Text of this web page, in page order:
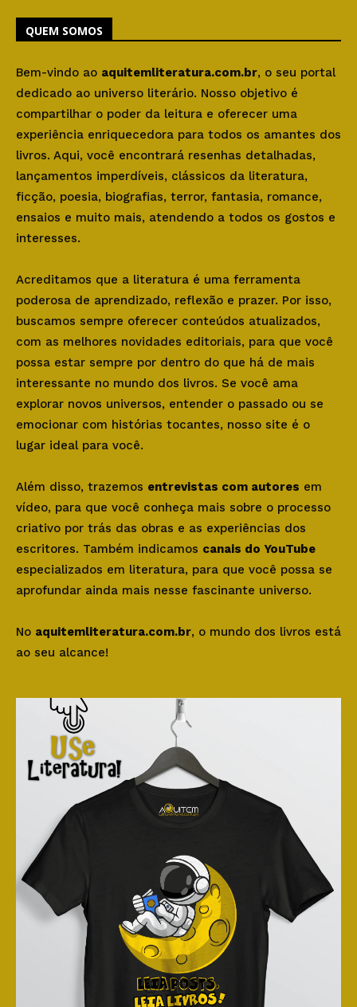
QUEM SOMOS
Bem-vindo ao aquitemliteratura.com.br, o seu portal
dedicado ao universo literário. Nosso objetivo é
compartilhar o poder da leitura e oferecer uma
experiência enriquecedora para todos os amantes dos
livros. Aqui, você encontrará resenhas detalhadas,
lançamentos imperdíveis, clássicos da literatura,
ficção, poesia, biografias, terror, fantasia, romance,
ensaios e muito mais, atendendo a todos os gostos e
interesses.
Acreditamos que a literatura é uma ferramenta
poderosa de aprendizado, reflexão e prazer. Por isso,
buscamos sempre oferecer conteúdos atualizados,
com as melhores novidades editoriais, para que você
possa estar sempre por dentro do que há de mais
interessante no mundo dos livros. Se você ama
explorar novos universos, entender o passado ou se
emocionar com histórias tocantes, nosso site é o
lugar ideal para você.
Além disso, trazemos entrevistas com autores em
vídeo, para que você conheça mais sobre o processo
criativo por trás das obras e as experiências dos
escritores. Também indicamos canais do YouTube
especializados em literatura, para que você possa se
aprofundar ainda mais nesse fascinante universo.
No aquitemliteratura.com.br, o mundo dos livros está
ao seu alcance!